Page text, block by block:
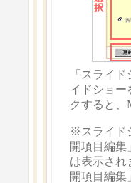
「スライ
イドショー
クすると、
※スライド
開項目編
は表示され
開項目編集